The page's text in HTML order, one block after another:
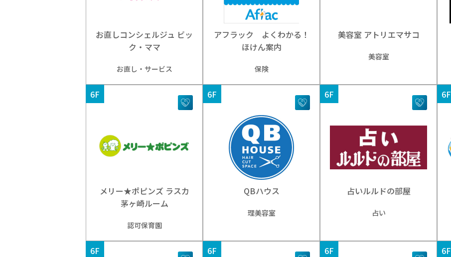
お直しコンシェルジュ ビッ
ク・ママ
お直し・サービス
アフラック よくわかる！
ほけん案内
保険
美容室 アトリエマサコ
美容室
6F
メリー★ポピンズ ラスカ
茅ヶ崎ルーム
認可保育園
6F
QBハウス
理美容室
6F
占いルルドの部屋
占い
6F
6F 6F 6F 6F